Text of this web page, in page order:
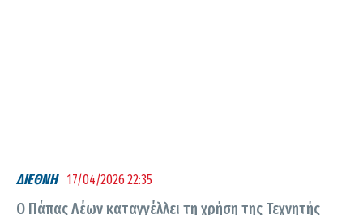
ΔΙΕΘΝΗ 17/04/2026 22:35
Ο Πάπας Λέων καταγγέλλει τη χρήση της Τεχνητής